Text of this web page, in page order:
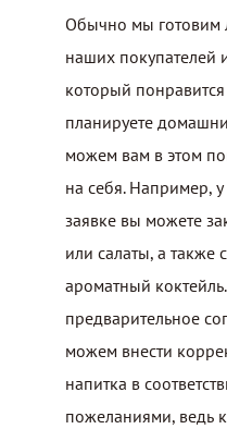
Обычно мы готовим
наших покупателей
который
планируете
можем вам в этом
на себя. Например,
заявке вы можете
или салаты, а также
ароматный
предварительное
можем внести
напитка в
пожеланиями, ведь